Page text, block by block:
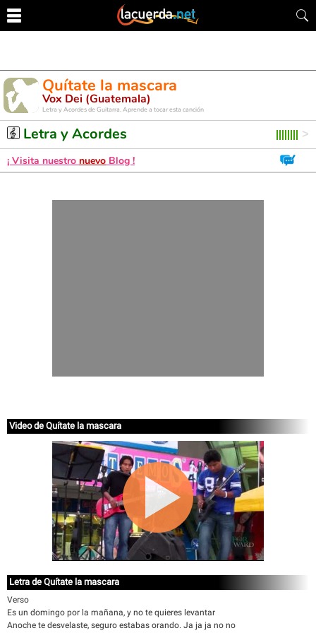
Quítate la mascara
Vox Dei (Guatemala)
Letra y Acordes de Guitarra. Aprende a tocar esta canción
Letra y Acordes
¡ Visita nuestro nuevo Blog !
Video de Quítate la mascara
Letra de Quítate la mascara
Verso
Es un domingo por la mañana, y no te quieres levantar
Anoche te desvelaste, seguro estabas orando. Ja ja ja no no